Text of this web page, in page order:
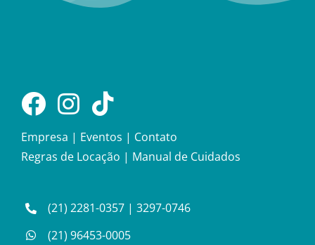
Empresa | Eventos | Contato
Regras de Locação | Manual de Cuidados
(21) 2281-0357 |3297-0746
(21) 96453-0005